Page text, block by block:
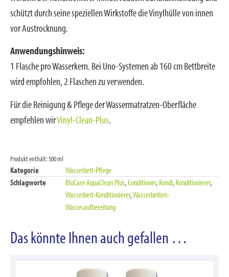
schützt durch seine speziellen Wirkstoffe die Vinylhülle von innen
vor Austrocknung.
Anwendungshinweis:
1 Flasche pro Wasserkern. Bei Uno-Systemen ab 160 cm Bettbreite
wird empfohlen, 2 Flaschen zu verwenden.
Für die Reinigung & Pflege der Wassermatratzen-Oberfläche
empfehlen wirVinyl-Clean-Plus.
Produkt enthält: 500ml
Kategorie
Wasserbett-Pflege
Schlagworte
BluCare AquaClean Plus,Conditioner, Kondi, Konditionierer,
Wasserbett-Konditionierer,Wasserbetten-
Wasseraufbereitung
Das könnte Ihnen auch gefallen …